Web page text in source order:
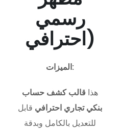
رسمي
احترافي)
الميزات:
هذا قالب كشف حساب
بنكي تجاري احترافي قابل
للتعديل بالكامل وبدقة